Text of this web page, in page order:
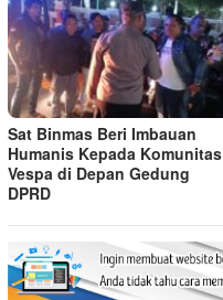
Sat Binmas Beri Imbauan
Humanis Kepada Komunitas
Vespa di Depan Gedung
DPRD